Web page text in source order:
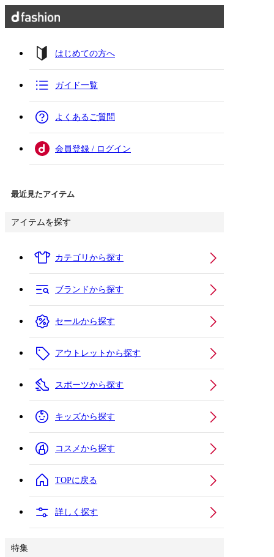
はじめての方へ
ガイド一覧
よくあるご質問
会員登録 / ログイン
最近見たアイテム
アイテムを探す
カテゴリから探す
ブランドから探す
セールから探す
アウトレットから探す
スポーツから探す
キッズから探す
コスメから探す
TOPに戻る
詳しく探す
特集